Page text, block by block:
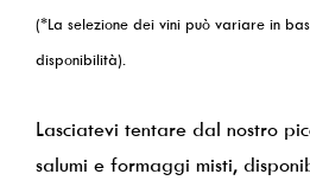
(*La selezione dei vini può variare in
disponibilità).
Lasciatevi tentare dal nostro
salumi e formaggi misti,